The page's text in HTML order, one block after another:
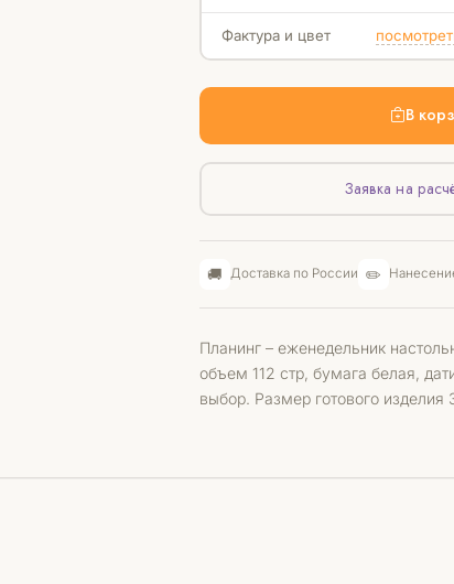
Фактура и цвет
В
Заявка на
🚚 Доставка по России ✏️
Планинг – еженедельник
объем 112 стр, бумага белая,
выбор. Размер готового изделия